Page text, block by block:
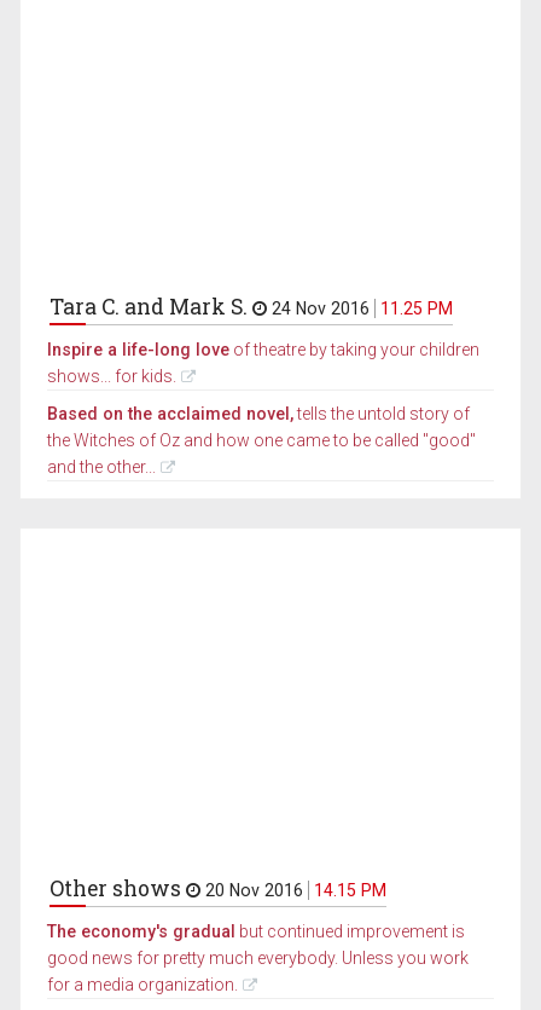
Tara C. and Mark S. 24 Nov 2016 11.25 PM
Inspire a life-long love of theatre by taking your children
shows... for kids.
Based on the acclaimed novel,tells the untold story of
the Witches of Oz and how one came to be called "good"
and the other...
Other shows 20 Nov 2016 14.15 PM
The economy's gradual but continued improvement is
good news for pretty much everybody. Unless you work
for a media organization.